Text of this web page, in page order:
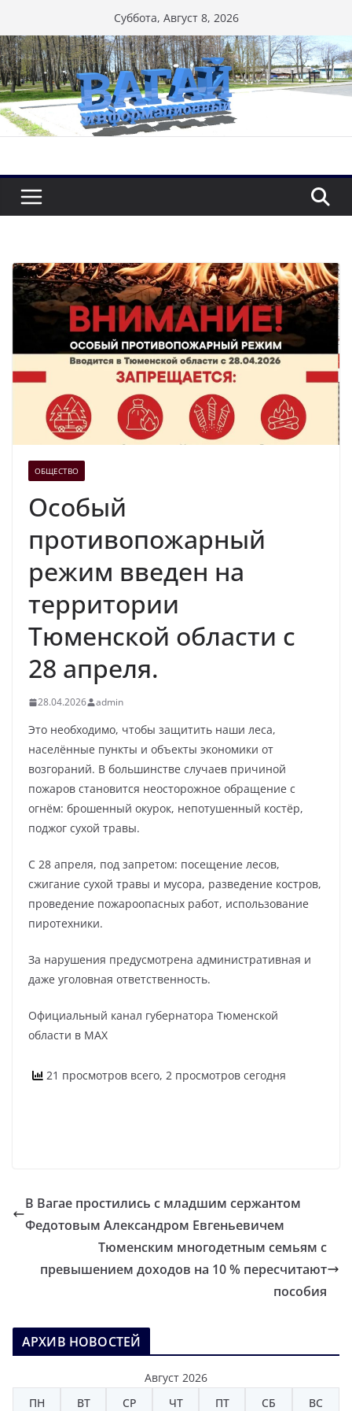
к
содержимому
Суббота, Август 8, 2026
ОБЩЕСТВО
Особый
противопожарный
режим введен на
территории
Тюменской области с
28 апреля.
28.04.2026 admin
Это необходимо, чтобы защитить наши леса,
населённые пункты и объекты экономики от
возгораний. В большинстве случаев причиной
пожаров становится неосторожное обращение с
огнём: брошенный окурок, непотушенный костёр,
поджог сухой травы.
С 28 апреля, под запретом: посещение лесов,
сжигание сухой травы и мусора, разведение костров,
проведение пожароопасных работ, использование
пиротехники.
За нарушения предусмотрена административная и
даже уголовная ответственность.
Официальный канал губернатора Тюменской
области в МАХ
21 просмотров всего, 2 просмотров сегодня
В Вагае простились с младшим сержантом
Федотовым Александром Евгеньевичем
Тюменским многодетным семьям с
превышением доходов на 10 % пересчитают
пособия
АРХИВ НОВОСТЕЙ
Август 2026
ПН
ВТ СР ЧТ ПТ СБ ВС